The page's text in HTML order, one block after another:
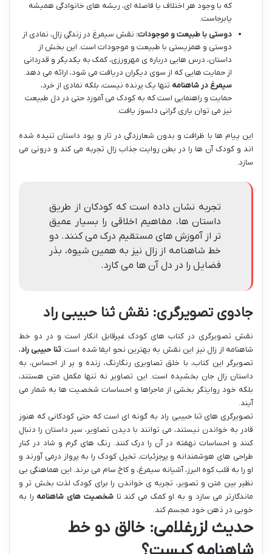
که با وجود هر اختلاف یا فاصله ای، ریشه های خانوادگی همیشه
پابرجاست.
دوستی با طبیعت و موجودات: نقش سیمرغ در زندگی زال، نمادی از
دوستی و همزیستی با طبیعت و موجودات است. این بخش از
داستان، درس هایی درباره ی مهرورزی، کمک به یکدیگر و قدردانی
از حمایت هایی که از سوی دیگران دریافت می شود، ارائه می دهد.
سیمرغ در شاهنامه تنها یک پرنده نیست، بلکه نمادی از خرد،
حمایت و راهنمایی است که به کودک می آموزد حتی در دل طبیعت
نیز می توان یاری گرانی دلسوز یافت.
این پیام ها با ظرافت و بدون شعارزدگی در تار و پود داستان تنیده شده
اند و کودک آن ها را در بطن روایت جذاب زال تجربه می کند و درونی می
سازد.
تجربه نشان داده است که کودکان از طریق
داستان ها، مفاهیم اخلاقی را بسیار عمیق
تر از آموزش های مستقیم درک می کنند. دو
خط شاهنامه از زال نیز به همین شیوه، بذر
فضایل را در دل آن ها می کارد.
جادوی تصویرگری: نقش ثنا حبیبی راد
نقش تصویرگری در کتاب های کودک غیرقابل انکار است و در دو خط
شاهنامه از زال نیز این نقش به بهترین نحو ایفا شده است.ثنا حبیبی راد،
تصویرگر این کتاب، با خلق تصاویری رنگارنگ، زنده و پر از احساس، به
داستان زال جان بخشیده است. این تصاویر نه تنها مکمل متن هستند،
بلکه خود روایتگر بخشی از ماجراها و احساسات شخصیت ها به شمار می
آیند.
تصویرگری های ثنا حبیبی راد به گونه ای است که حتی کودکانی که هنوز
قادر به خواندن نیستند، می توانند با دیدن تصاویر، سیر داستان را دنبال
کنند و احساسات نهفته در آن را درک کنند. رنگ های گرم و شاد در کنار
طراحی های هوشمندانه و پرجزئیات، تخیل کودک را به پرواز درمی آورند و
او را به قلب کوه البرز، آشیانه سیمرغ، و کاخ سام می برند. این هماهنگی بی
نظیر بین متن و تصویر، تجربه ی خواندن را برای کودک لذت بخش تر و
ماندگارتر می سازد و به او کمک می کند تاشخصیت های شاهنامه را به
خوبی در ذهن خود مجسم کند.
حدیث لزرغلامی: خالق دو خط